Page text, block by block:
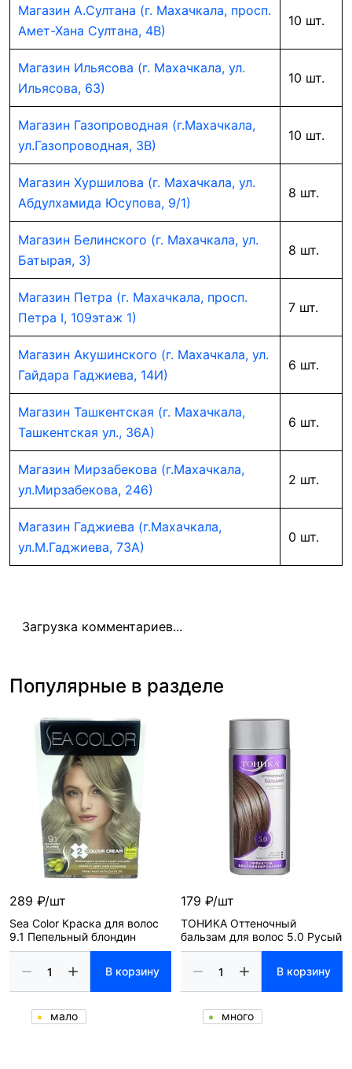
Магазин А.Султана (г. Махачкала, просп.
Амет-Хана Султана, 4В)
10 шт.
Магазин Ильясова (г. Махачкала, ул.
Ильясова, 63)
10 шт.
Магазин Газопроводная (г.Махачкала,
ул.Газопроводная, 3В)
10 шт.
Магазин Хуршилова (г. Махачкала, ул.
Абдулхамида Юсупова, 9/1)
8 шт.
Магазин Белинского (г. Махачкала, ул.
Батырая, 3)
8 шт.
Магазин Петра (г. Махачкала, просп.
Петра I, 109этаж 1)
7 шт.
Магазин Акушинского (г. Махачкала, ул.
Гайдара Гаджиева, 14И)
6 шт.
Магазин Ташкентская (г. Махачкала,
Ташкентская ул., 36А)
6 шт.
Магазин Мирзабекова (г.Махачкала,
ул.Мирзабекова, 246)
2 шт.
Магазин Гаджиева (г.Махачкала,
ул.М.Гаджиева, 73А)
0 шт.
Загрузка комментариев...
Популярные в разделе
289 ₽/шт
Sea Color Краска для волос
9.1 Пепельный блондин
В корзину
мало
179 ₽/шт
ТОНИКА Оттеночный
бальзам для волос 5.0 Русый
В корзину
много